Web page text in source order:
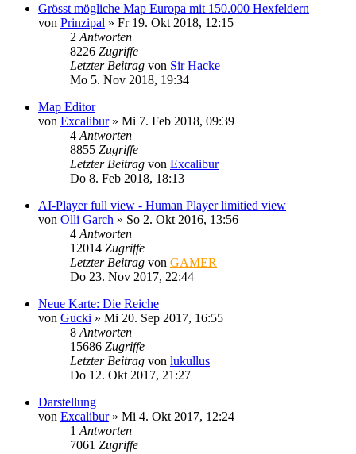
Grösst mögliche Map Europa mit 150.000 Hexfeldern
von Prinzipal » Fr 19. Okt 2018, 12:15
2 Antworten
8226 Zugriffe
Letzter Beitrag von Sir Hacke
Mo 5. Nov 2018, 19:34
Map Editor
von Excalibur» Mi 7. Feb 2018, 09:39
4 Antworten
8855 Zugriffe
Letzter Beitrag von Excalibur
Do 8. Feb 2018, 18:13
AI-Player full view - Human Player limitied view
von Olli Garch » So 2. Okt 2016, 13:56
4 Antworten
12014 Zugriffe
Letzter Beitrag von GAMER
Do 23. Nov 2017, 22:44
Neue Karte: Die Reiche
von Gucki » Mi 20. Sep 2017, 16:55
8 Antworten
15686 Zugriffe
Letzter Beitrag von lukullus
Do 12. Okt 2017, 21:27
Darstellung
von Excalibur» Mi 4. Okt 2017, 12:24
1 Antworten
7061 Zugriffe